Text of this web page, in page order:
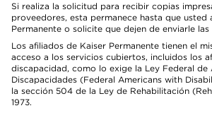
Si realiza la solicitud para recibir copias
proveedores, esta permanece hasta que usted
Permanente o solicite que dejen de enviarle las
Los afiliados de Kaiser Permanente tienen el
acceso a los servicios cubiertos, incluidos los
discapacidad, como lo exige la Ley Federal de
Discapacidades (Federal Americans with
la sección 504 de la Ley de Rehabilitación
1973.